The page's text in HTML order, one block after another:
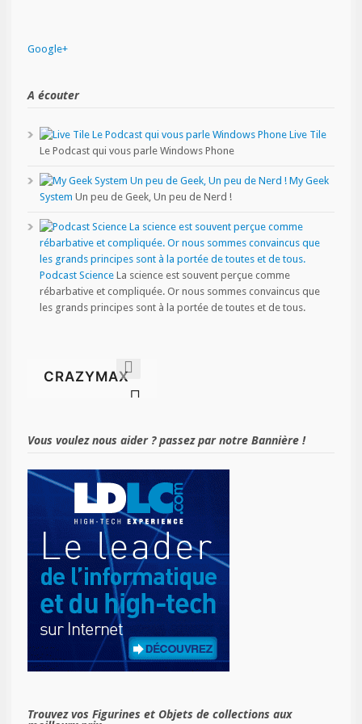
Google+
A écouter
Live Tile
Le Podcast qui vous parle Windows Phone
My Geek
System Un peu de Geek, Un peu de Nerd !
Podcast Science La science est souvent perçue comme
rébarbative et compliquée. Or nous sommes convaincus que
les grands principes sont à la portée de toutes et de tous.
Vous voulez nous aider ? passez par notre Bannière !
Trouvez vos Figurines et Objets de collections aux